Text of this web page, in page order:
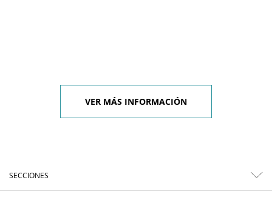
VER MÁS INFORMACIÓN
SECCIONES